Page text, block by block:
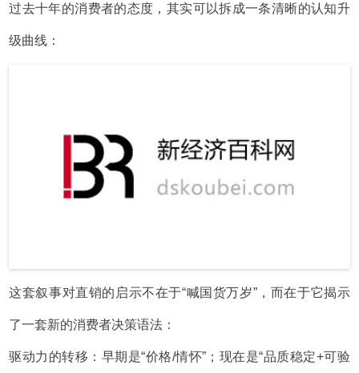
过去十年的消费者的态度，其实可以拆成一条清晰的认知升
级曲线：
这套叙事对直销的启示不在于“喊国货万岁”，而在于它揭示
了一套新的消费者决策语法：
驱动力的转移：早期是“价格/情怀”；现在是“品质稳定+可验